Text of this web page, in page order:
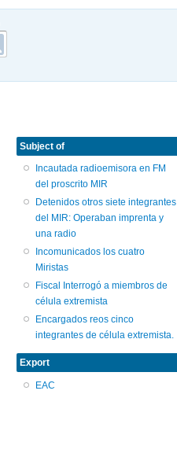
Subject of
Incautada radioemisora en FM
del proscrito MIR
Detenidos otros siete integrantes
del MIR: Operaban imprenta y
una radio
Incomunicados los cuatro
Miristas
Fiscal Interrogó a miembros de
célula extremista
Encargados reos cinco
integrantes de célula extremista.
Export
EAC